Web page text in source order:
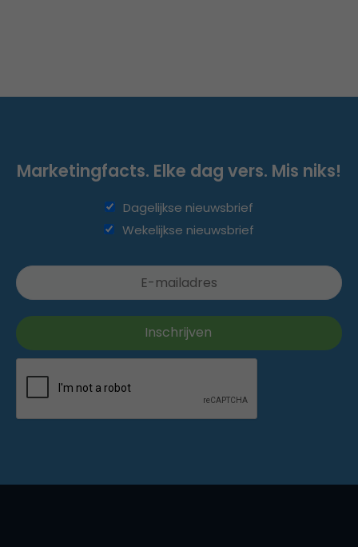
Marketingfacts. Elke dag vers. Mis niks!
Dagelijkse nieuwsbrief
Wekelijkse nieuwsbrief